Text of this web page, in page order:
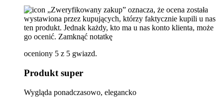
„Zweryfikowany zakup” oznacza, że ​​ocena została
wystawiona przez kupujących, którzy faktycznie kupili u nas
ten produkt. Jednak każdy, kto ma u nas konto klienta, może
go ocenić. Zamknąć notatkę
oceniony 5 z 5 gwiazd.
Produkt super
Wygląda ponadczasowo, elegancko